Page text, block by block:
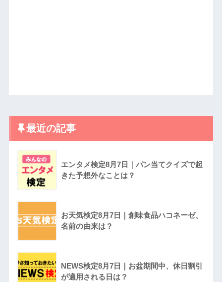
最近の記事
エンタメ検定8月7日｜パン当てクイズで起
きた予想外なことは？
お天気検定8月7日｜創味食品ハコネーゼ、
名前の由来は？
NEWS検定8月7日｜お盆期間中、休日割引
が適用される日は？